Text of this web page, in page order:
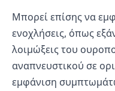
Μπορεί επίσης να
ενοχλήσεις, όπως
λοιμώξεις του
αναπνευστικού σε
εμφάνιση